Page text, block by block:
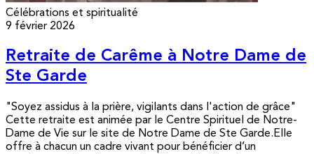
Célébrations et spiritualité
9 février 2026
Retraite de Carême à Notre Dame de
Ste Garde
"Soyez assidus à la prière, vigilants dans l'action de grâce"
Cette retraite est animée par le Centre Spirituel de Notre-
Dame de Vie sur le site de Notre Dame de Ste Garde.Elle
offre à chacun un cadre vivant pour bénéficier d’un